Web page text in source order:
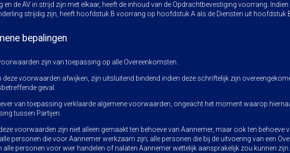
en de AV in strijd zijn met elkaar, heeft de inhoud van de Opdrachtbevestiging voorrang.
strijdig zijn, heeft hoofdstuk B voorrang op hoofdstuk A als de Diensten uit hoofdstuk
bepalingen
zijn van toepassing op alle Overeenkomsten.
deze voorwaarden afwijken, zijn uitsluitend bindend indien deze schriftelijk zijn
geval.
van toepassing verklaarde algemene voorwaarden, ongeacht het moment waarop
tussen Partijen.
voorwaarden zijn niet alleen gemaakt ten behoeve van Aannemer, maar ook ten behoeve
personen die voor Aannemer werkzaam zijn; alle personen die bij de uitvoering van een
alle personen voor wier handelen of nalaten Aannemer wettelijk aansprakelijk zou kunnen zijn.